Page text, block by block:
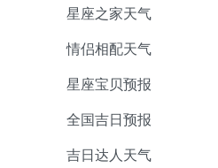
星座之家天气
情侣相配天气
星座宝贝预报
全国吉日预报
吉日达人天气